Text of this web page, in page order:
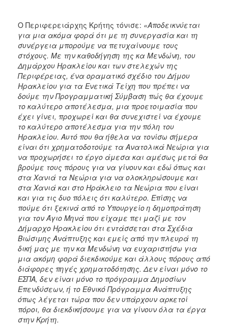
Ο Περιφερειάρχης Κρήτης τόνισε: «Αποδεικνύεται
για μια ακόμα φορά ότι με τη συνεργασία και τη
συνέργεια μπορούμε να πετυχαίνουμε τους
στόχους. Με την καθοδήγηση της κα Μενδώνη, του
Δημάρχου Ηρακλείου και των στελεχών της
Περιφέρειας, ένα οραματικό σχέδιο του Δήμου
Ηρακλείου για τα Ενετικά Τείχη που πρέπει να
δούμε την Προγραμματική Σύμβαση πώς θα έχουμε
το καλύτερο αποτέλεσμα, μια προετοιμασία που
έχει γίνει, προχωρεί και θα συνεχιστεί να έχουμε
το καλύτερο αποτέλεσμα για την πόλη του
Ηρακλείου. Αυτό που θα ήθελα να τονίσω σήμερα
είναι ότι χρηματοδοτούμε τα Ανατολικά Νεώρια για
να προχωρήσει το έργο άμεσα και αμέσως μετά θα
βρούμε τους πόρους για να γίνουν και εδώ όπως και
στα Χανιά τα Νεώρια για να ολοκληρώσουμε και
στα Χανιά και στο Ηράκλειο τα Νεώρια που είναι
και για τις δυο πόλεις ότι καλύτερο. Επίσης να
πούμε ότι ξεκινά από το Υπουργείο η δημοπράτηση
για τον Άγιο Μηνά που είχαμε πει μαζί με τον
Δήμαρχο Ηρακλείου ότι εντάσσεται στα Σχέδια
Βιώσιμης Ανάπτυξης και εμείς από την πλευρά τη
δική μας με την κα Μενδώνη να ευχαριστήσω για
μια ακόμη φορά διεκδικούμε και άλλους πόρους από
διάφορες πηγές χρηματοδότησης. Δεν είναι μόνο το
ΕΣΠΑ, δεν είναι μόνο το πρόγραμμα Δημοσίων
Επενδύσεων, ή το Εθνικό Πρόγραμμα Ανάπτυξης
όπως λέγεται τώρα που δεν υπάρχουν αρκετοί
πόροι, θα διεκδικήσουμε για να γίνουν όλα τα έργα
στην Κρήτη.